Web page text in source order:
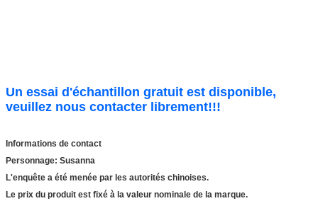
Un essai d'échantillon gratuit est disponible,
veuillez nous contacter librement!!!
Informations de contact
Personnage: Susanna
L'enquête a été menée par les autorités chinoises.
Le prix du produit est fixé à la valeur nominale de la marque.